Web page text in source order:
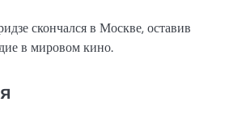
скончался в Москве, оставив
в мировом кино.